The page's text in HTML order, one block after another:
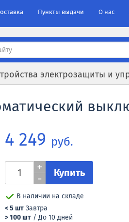
Пункты выдачи О нас
электрозащиты и
4 249 руб.
-
+ Купить
В наличии на складе
< 5 шт Завтра
> 100 шт / До 10 дней